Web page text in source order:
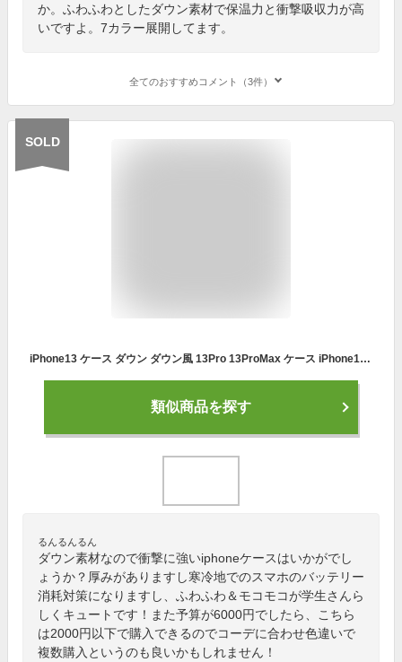
か。ふわふわとしたダウン素材で保温力と衝撃吸収力が高
いですよ。7カラー展開してます。
全てのおすすめコメント（3件）
SOLD
iPhone13 ケース ダウン ダウン風 13Pro 13ProMax ケース iPhone12 ケース 12Pro 12ProMax ケース スマホケース スマホカバー ふわもこ ふわふわ もこもこ ストリート アウトドア ダウンジャケット 耐衝撃 おしゃれ カバー シンプル アイフォン アイホン ダウン風ケース
類似商品を探す
るんるんるん
ダウン素材なので衝撃に強いiphoneケースはいかがでし
ょうか？厚みがありますし寒冷地でのスマホのバッテリー
消耗対策になりますし、ふわふわ＆モコモコが学生さんら
しくキュートです！また予算が6000円でしたら、こちら
は2000円以下で購入できるのでコーデに合わせ色違いで
複数購入というのも良いかもしれません！